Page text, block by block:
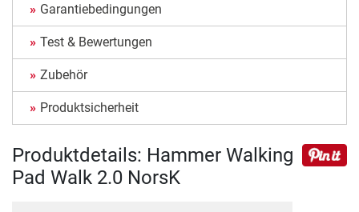
Garantiebedingungen
Test & Bewertungen
Zubehör
Produktsicherheit
Produktdetails: Hammer Walking
Pad Walk 2.0 NorsK